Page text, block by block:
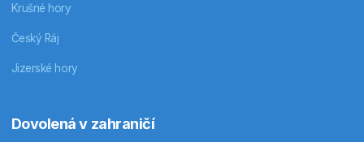
Krušné hory
Český Ráj
Jizerské hory
Dovolená v zahraničí